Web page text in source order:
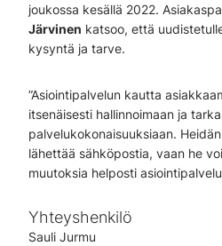
joukossa kesällä 2022.
Järvinen katsoo, että
kysyntä ja tarve.
”Asiointipalvelun kautta
itsenäisesti hallinnoimaan ja
palvelukokonaisuuksiaan.
lähettää sähköpostia, vaan he
muutoksia helposti
Yhteyshenkilö
Sauli Jurmu